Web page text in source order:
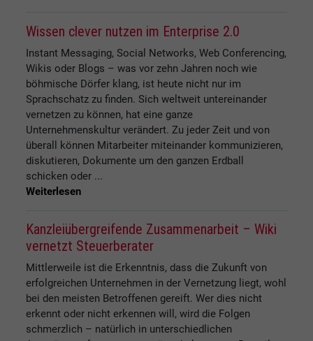
Wissen clever nutzen im Enterprise 2.0
Instant Messaging, Social Networks, Web Conferencing,
Wikis oder Blogs – was vor zehn Jahren noch wie
böhmische Dörfer klang, ist heute nicht nur im
Sprachschatz zu finden. Sich weltweit untereinander
vernetzen zu können, hat eine ganze
Unternehmenskultur verändert. Zu jeder Zeit und von
überall können Mitarbeiter miteinander kommunizieren,
diskutieren, Dokumente um den ganzen Erdball
schicken oder ...
Weiterlesen
Kanzleiübergreifende Zusammenarbeit – Wiki
vernetzt Steuerberater
Mittlerweile ist die Erkenntnis, dass die Zukunft von
erfolgreichen Unternehmen in der Vernetzung liegt, wohl
bei den meisten Betroffenen gereift. Wer dies nicht
erkennt oder nicht erkennen will, wird die Folgen
schmerzlich – natürlich in unterschiedlichen